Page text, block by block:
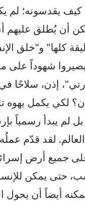
كيف يقدسونه؛ لم
أن يُطلق عليهم
كلها" و"خلق
شهوداً
إذن، سلاحًا
لكي يكمل يهوه
لم يبدأ رسمياً
لقد قدّم
جميع أرض
حتى يمكن
أيضاً أن يحول